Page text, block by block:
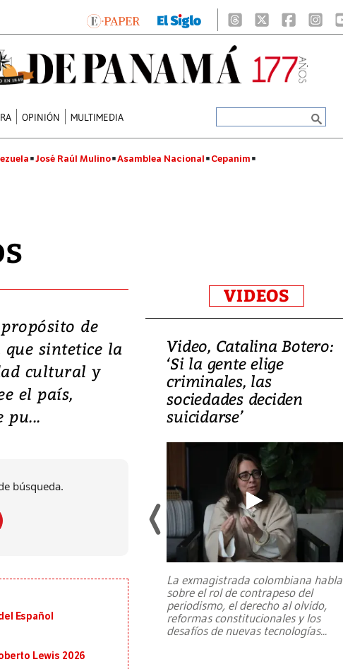
OPINIÓN MULTIMEDIA
José Raúl Mulino Asamblea Nacional Cepanim
de
sintetice la
cultural y
el país,
pu...
búsqueda.
Español
Lewis 2026
VIDEOS
Terremoto
y graves
Kumamoto
provocando una
Video, Catalina Botero:
‘Si la gente elige
criminales, las
sociedades deciden
suicidarse’
La exmagistrada colombiana habla
sobre el rol de contrapeso del
periodismo, el derecho al olvido,
reformas constitucionales y los
desafíos de nuevas tecnologías...